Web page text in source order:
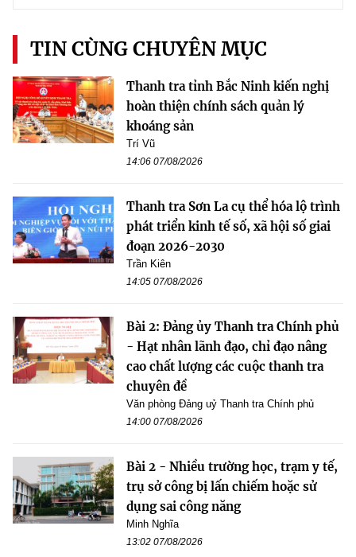
TIN CÙNG CHUYÊN MỤC
Thanh tra tỉnh Bắc Ninh kiến nghị
hoàn thiện chính sách quản lý
khoáng sản
Trí Vũ
14:06 07/08/2026
Thanh tra Sơn La cụ thể hóa lộ trình
phát triển kinh tế số, xã hội số giai
đoạn 2026-2030
Trần Kiên
14:05 07/08/2026
Bài 2: Đảng ủy Thanh tra Chính phủ
- Hạt nhân lãnh đạo, chỉ đạo nâng
cao chất lượng các cuộc thanh tra
chuyên đề
Văn phòng Đảng uỷ Thanh tra Chính phủ
14:00 07/08/2026
Bài 2 - Nhiều trường học, trạm y tế,
trụ sở công bị lấn chiếm hoặc sử
dụng sai công năng
Minh Nghĩa
13:02 07/08/2026